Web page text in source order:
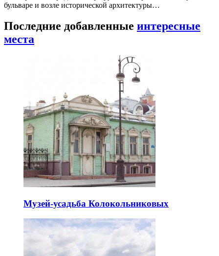
бульваре и возле исторической архитектуры…
Последние добавленные интересные
места
Музей-усадьба Колокольниковых